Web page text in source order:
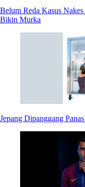
Belum Reda Kasus
Bikin Murka
Jepang Dipanggang